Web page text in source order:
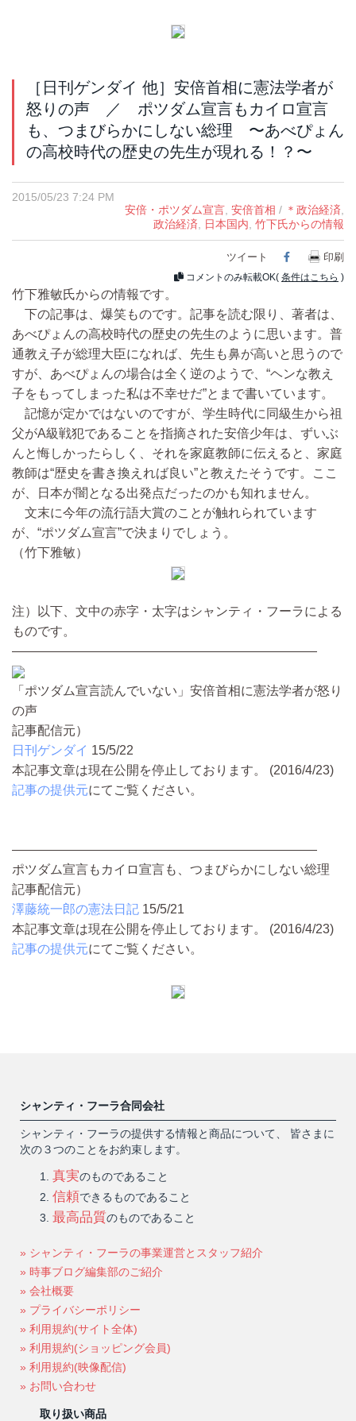
［日刊ゲンダイ 他］安倍首相に憲法学者が
怒りの声 ／ ポツダム宣言もカイロ宣言
も、つまびらかにしない総理 〜あべぴょん
の高校時代の歴史の先生が現れる！？〜
2015/05/23 7:24 PM
安倍・ポツダム宣言, 安倍首相 / ＊政治経済,
政治経済, 日本国内, 竹下氏からの情報
ツイート Facebook
印刷
コメントのみ転載OK( 条件はこちら )
竹下雅敏氏からの情報です。
下の記事は、爆笑ものです。記事を読む限り、著者は、
あべぴょんの高校時代の歴史の先生のように思います。普
通教え子が総理大臣になれば、先生も鼻が高いと思うので
すが、あべぴょんの場合は全く逆のようで、“ヘンな教え
子をもってしまった私は不幸せだ”とまで書いています。
記憶が定かではないのですが、学生時代に同級生から祖
父がA級戦犯であることを指摘された安倍少年は、ずいぶ
んと悔しかったらしく、それを家庭教師に伝えると、家庭
教師は“歴史を書き換えれば良い”と教えたそうです。ここ
が、日本が闇となる出発点だったのかも知れません。
文末に今年の流行語大賞のことが触れられています
が、“ポツダム宣言”で決まりでしょう。
（竹下雅敏）
注）以下、文中の赤字・太字はシャンティ・フーラによる
ものです。
————————————————————————
「ポツダム宣言読んでいない」安倍首相に憲法学者が怒り
の声
記事配信元）
日刊ゲンダイ 15/5/22
本記事文章は現在公開を停止しております。 (2016/4/23)
記事の提供元にてご覧ください。
————————————————————————
ポツダム宣言もカイロ宣言も、つまびらかにしない総理
記事配信元）
澤藤統一郎の憲法日記 15/5/21
本記事文章は現在公開を停止しております。 (2016/4/23)
記事の提供元にてご覧ください。
シャンティ・フーラ合同会社
シャンティ・フーラの提供する情報と商品について、 皆さまに
次の３つのことをお約束します。
真実のものであること
信頼できるものであること
最高品質のものであること
» シャンティ・フーラの事業運営とスタッフ紹介
» 時事ブログ編集部のご紹介
» 会社概要
» プライバシーポリシー
» 利用規約(サイト全体)
» 利用規約(ショッピング会員)
» 利用規約(映像配信)
» お問い合わせ
取り扱い商品